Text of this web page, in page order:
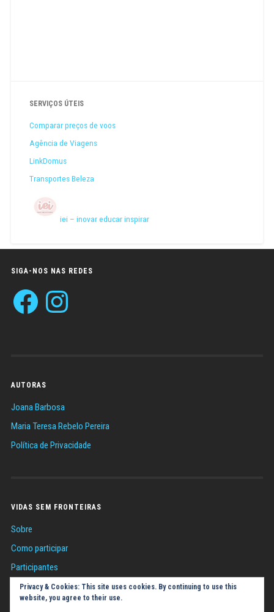
SERVIÇOS ÚTEIS
Comparar preços de voos
Agência de Viagens
LinkDomus
Transportes Beleza
iei – inovar educar inspirar
SIGA-NOS NAS REDES
Facebook Instagram
AUTORAS
Joana Barbosa
Maria Teresa Rebelo Pereira
Política de Privacidade
VIDAS SEM FRONTEIRAS
Sobre
Como participar
Participantes
Sugestões
Política de Cookies (UE)
Privacy & Cookies: This site uses cookies. By continuing to use this
website, you agree to their use.